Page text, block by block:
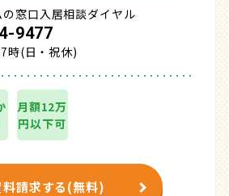
窓口入居相談ダイヤル
9477
時(日・祝休)
月額12万
円以下可
料請求する(無料)